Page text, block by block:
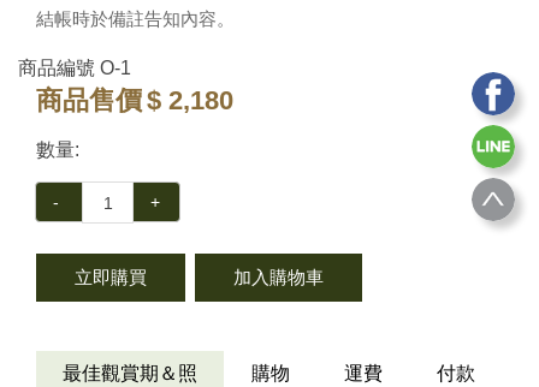
結帳時於備註告知內容。
商品編號 O-1
商品售價$ 2,180
數量:
- +
立即購買 加入購物車
最佳觀賞期＆照
購物
運費
付款